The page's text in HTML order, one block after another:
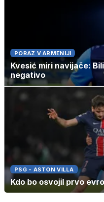
PORAZ V ARMENIJI
Kvesić miri navijače:
negativo
PSG - ASTON VILLA
Kdo bo osvojil prvo